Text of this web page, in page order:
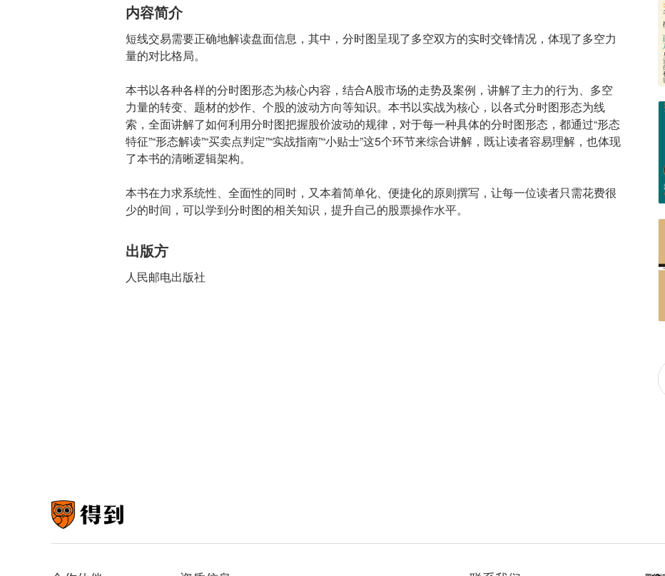
内容简介
短线交易需要正确地解读盘面信息，其中，分时图呈现了多空双方的实时交锋情况，体现了多空力
量的对比格局。
本书以各种各样的分时图形态为核心内容，结合A股市场的走势及案例，讲解了主力的行为、多空
力量的转变、题材的炒作、个股的波动方向等知识。本书以实战为核心，以各式分时图形态为线
索，全面讲解了如何利用分时图把握股价波动的规律，对于每一种具体的分时图形态，都通过“形态
特征”“形态解读”“买卖点判定”“实战指南”“小贴士”这5个环节来综合讲解，既让读者容易理解，也体现
了本书的清晰逻辑架构。
本书在力求系统性、全面性的同时，又本着简单化、便捷化的原则撰写，让每一位读者只需花费很
少的时间，可以学到分时图的相关知识，提升自己的股票操作水平。
出版方
人民邮电出版社